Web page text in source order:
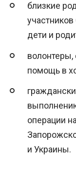
близкие
дети и
помощь в
операции
и Украины.